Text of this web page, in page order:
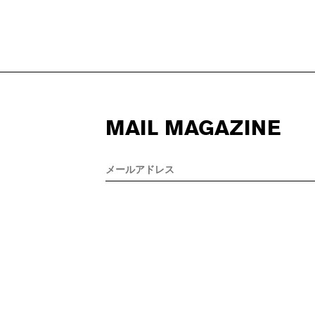
MAIL MAGAZINE